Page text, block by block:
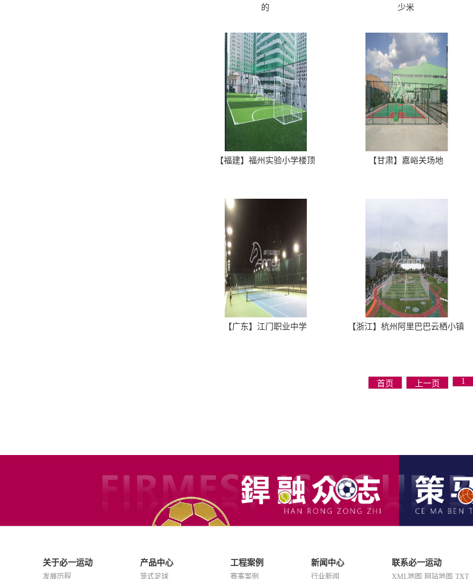
的
少米
【福建】福州实验小学楼顶 【甘肃】嘉峪关场地
【广东】江门职业中学 【浙江】杭州阿里巴巴云栖小镇
首页 上一页 1
关于必一运动
发展历程
产品中心
笼式足球
工程案例
赛事案例
新闻中心
行业新闻
联系必一运动
XML地图 网站地图 TXT